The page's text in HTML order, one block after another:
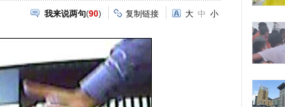
我来说两句(90) 复制链接 大 中 小